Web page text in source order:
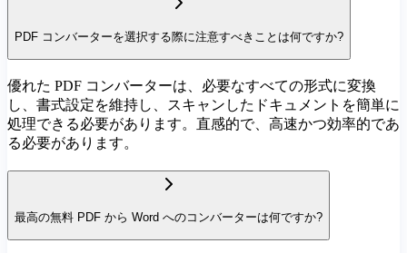
PDF コンバーターを選択する際に注意すべきことは何ですか?
優れた PDF コンバーターは、必要なすべての形式に変換
し、書式設定を維持し、スキャンしたドキュメントを簡単に
処理できる必要があります。直感的で、高速かつ効率的であ
る必要があります。
最高の無料 PDF から Word へのコンバーターは何ですか?